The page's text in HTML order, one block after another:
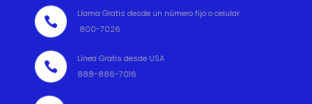

Llama Gratis desde un número fijo o celular
800-7026

Línea Gratis desde USA
888-886-7016